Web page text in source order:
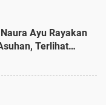
Ayu Rayakan
Terlihat
Cokelat